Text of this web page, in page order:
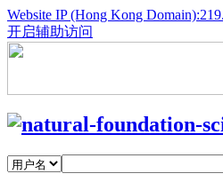
Website IP (Hong Kong
开启辅助访问